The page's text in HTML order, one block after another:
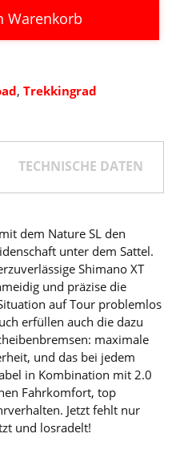
Warenkorb
, Trekkingrad
TECHNISCHE DATEN
dem Nature SL den
unter dem Sattel.
Shimano XT
und präzise die
auf Tour problemlos
erfüllen auch die dazu
maximale
und das bei jedem
in Kombination mit 2.0
Fahrkomfort, top
Jetzt fehlt nur
und losradelt!